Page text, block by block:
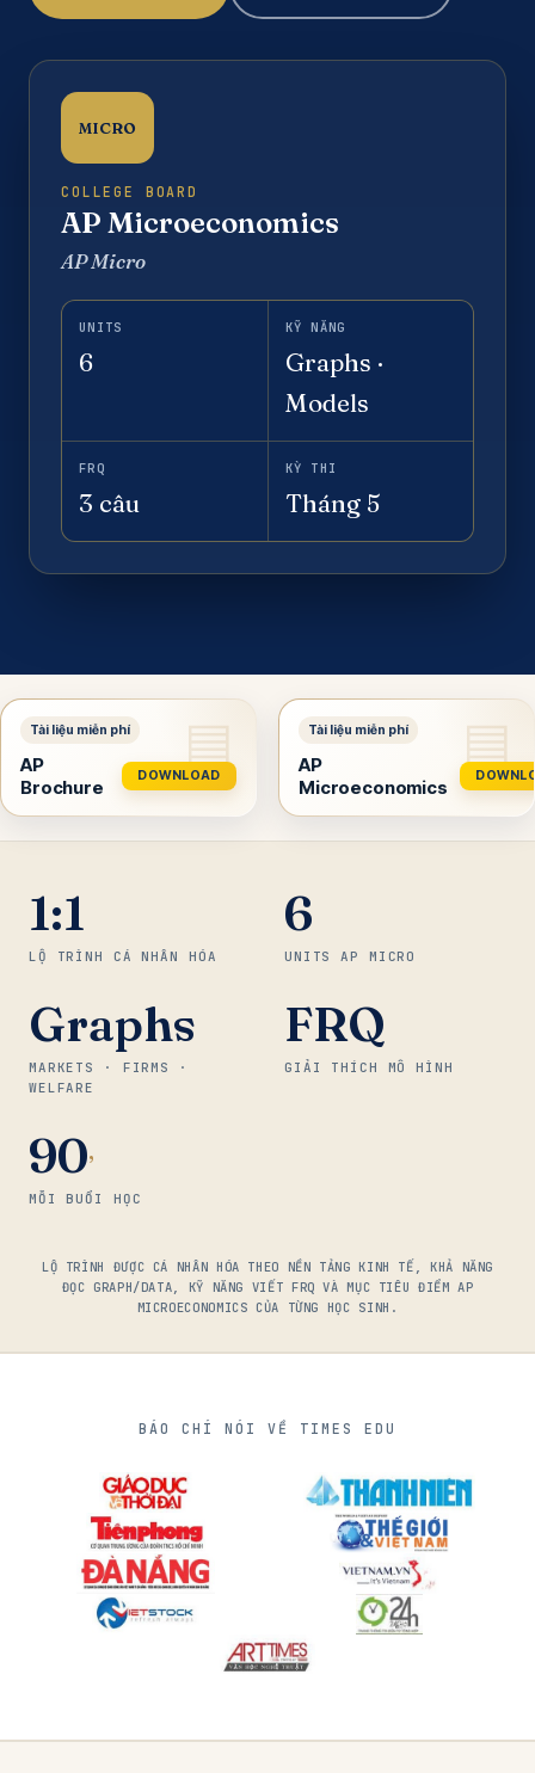
MICRO
COLLEGE BOARD
AP Microeconomics
AP Micro
UNITS
6
KỸ NĂNG
Graphs ·
Models
FRQ
3 câu
KỲ THI
Tháng 5
AP
Brochure
DOWNLOAD
AP
Microeconomics
1:1
LỘ TRÌNH CÁ NHÂN HÓA
6
UNITS AP MICRO
Graphs
MARKETS · FIRMS ·
WELFARE
FRQ
GIẢI THÍCH MÔ HÌNH
90’
MỖI BUỔI HỌC
LỘ TRÌNH ĐƯỢC CÁ NHÂN HÓA THEO NỀN TẢNG KINH TẾ, KHẢ NĂNG
ĐỌC GRAPH/DATA, KỸ NĂNG VIẾT FRQ VÀ MỤC TIÊU ĐIỂM AP
MICROECONOMICS CỦA TỪNG HỌC SINH.
BÁO CHÍ NÓI VỀ TIMES EDU